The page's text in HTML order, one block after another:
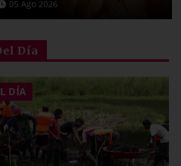
05 Ago 2026
Día
DÍA